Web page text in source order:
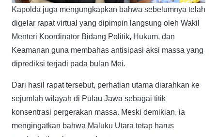
Kapolda juga mengungkapkan bahwa sebelumnya telah
digelar rapat virtual yang dipimpin langsung oleh Wakil
Menteri Koordinator Bidang Politik, Hukum, dan
Keamanan guna membahas antisipasi aksi massa yang
diprediksi terjadi pada bulan Mei.
Dari hasil rapat tersebut, perhatian utama diarahkan ke
sejumlah wilayah di Pulau Jawa sebagai titik
konsentrasi pergerakan massa. Meski demikian, ia
mengingatkan bahwa Maluku Utara tetap harus